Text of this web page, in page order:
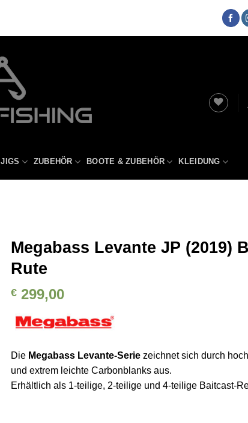
JIGS ZUBEHÖR BOOTE & ZUBEHÖR KLEIDUNG
Megabass Levante JP (2019)
Rute
€ 299,00
Die Megabass Levante-Serie zeichnet sich durch
und extrem leichte Carbonblanks aus.
Erhältlich als 1-teilige, 2-teilige und 4-teilige Baitcast-